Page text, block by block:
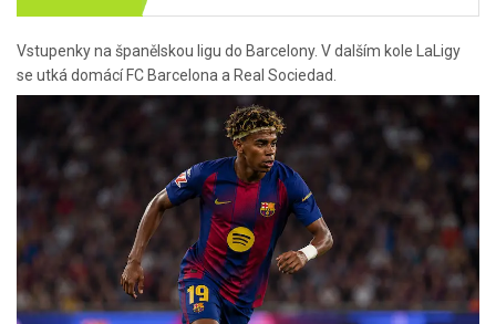
Vstupenky na španělskou ligu do Barcelony. V dalším kole LaLigy
se utká domácí FC Barcelona a Real Sociedad.